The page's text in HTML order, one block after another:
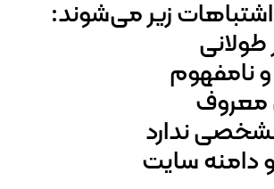
اشتباهات زیر می‌شوند:
نامفهوم
معروف
ندارد
دامنه سایت